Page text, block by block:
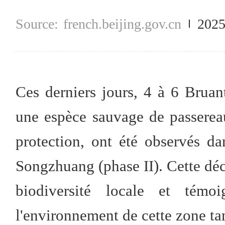
french.beijing.gov.cn
Ces derniers jours, 4 à 6
une espèce sauvage de
protection, ont été observés
Songzhuang (phase II). Cette
biodiversité locale et
l'environnement de cette zone